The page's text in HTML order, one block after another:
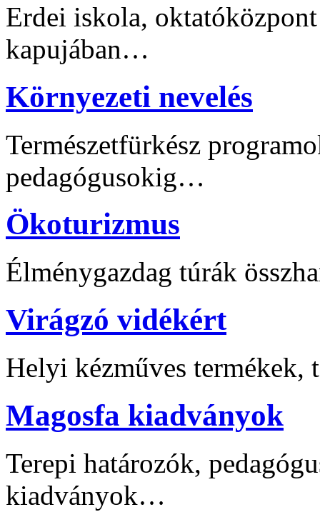
Erdei iskola,
kapujában…
Környezeti nevelés
Természetfürkész
pedagógusokig…
Ökoturizmus
Élménygazdag túrák
Virágzó vidékért
Helyi kézműves
Magosfa kiadványok
Terepi határozók,
kiadványok…